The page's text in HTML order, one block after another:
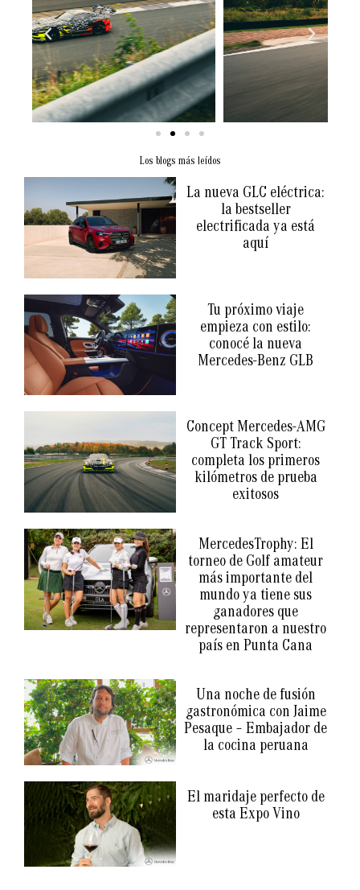
Los blogs más leídos
La nueva GLC eléctrica:
la bestseller
electrificada ya está
aquí
Tu próximo viaje
empieza con estilo:
conocé la nueva
Mercedes-Benz GLB
Concept Mercedes-AMG
GT Track Sport:
completa los primeros
kilómetros de prueba
exitosos
MercedesTrophy: El
torneo de Golf amateur
más importante del
mundo ya tiene sus
ganadores que
representaron a nuestro
país en Punta Cana
Una noche de fusión
gastronómica con Jaime
Pesaque – Embajador de
la cocina peruana
El maridaje perfecto de
esta Expo Vino